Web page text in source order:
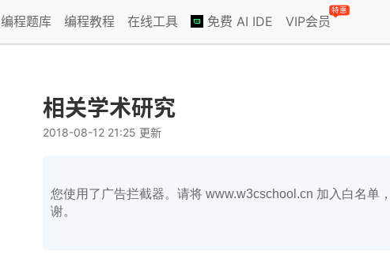
编程题库 编程教程 在线工具 免费 AI IDE VIP会员
特惠
相关学术研究
2018-08-12 21:25 更新
您使用了广告拦截器。请将 www.w3cschool.cn 加入白名单
谢。